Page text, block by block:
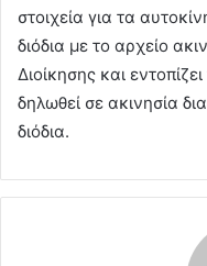
στοιχεία για τα
διόδια με το αρχείο
Διοίκησης και
δηλωθεί σε ακινησία
διόδια.